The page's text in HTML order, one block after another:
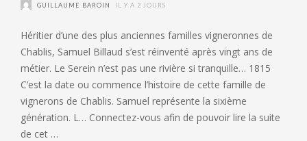
GUILLAUME BAROIN IL Y A 2 JOURS
Héritier d’une des plus anciennes familles vigneronnes de
Chablis, Samuel Billaud s’est réinventé après vingt ans de
métier. Le Serein n’est pas une rivière si tranquille… 1815
C’est la date ou commence l’histoire de cette famille de
vignerons de Chablis. Samuel représente la sixième
génération. L… Connectez-vous afin de pouvoir lire la suite
de cet …